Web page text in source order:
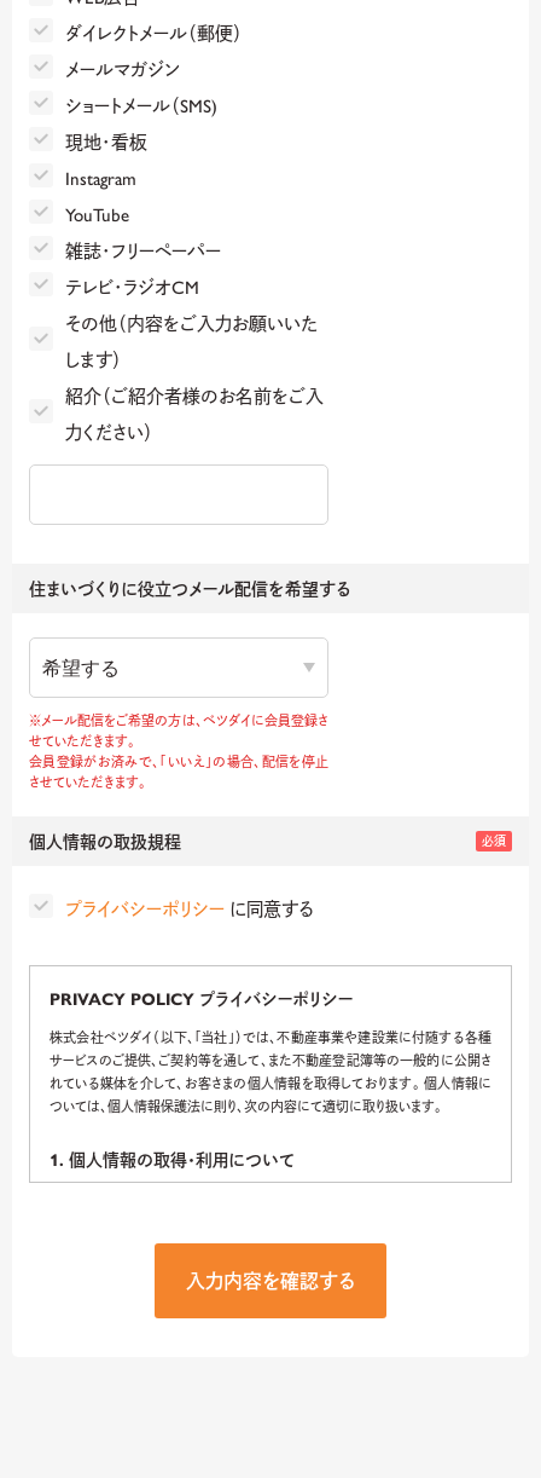
ダイレクトメール（郵便）
メールマガジン
ショートメール（SMS)
現地・看板
Instagram
YouTube
雑誌・フリーペーパー
テレビ・ラジオCM
その他（内容をご入力お願いいた
します）
紹介（ご紹介者様のお名前をご入
力ください）
住まいづくりに役立つメール配信を希望する
※メール配信をご希望の方は、ベツダイに会員登録さ
せていただきます。
会員登録がお済みで、「いいえ」の場合、配信を停止
させていただきます。
個人情報の取扱規程 必須
プライバシーポリシー に同意する
PRIVACY POLICY プライバシーポリシー
株式会社ベツダイ（以下、「当社」）では、不動産事業や建設業に付随する各種
サービスのご提供、ご契約等を通して、また不動産登記簿等の一般的に公開さ
れている媒体を介して、お客さまの個人情報を取得しております。 個人情報に
ついては、個人情報保護法に則り、次の内容にて適切に取り扱います。
1. 個人情報の取得・利用について
は、お客様の個人情報の利用目的を特定し、その目的の達成に必要な範囲内
においてのみ、適正に利用します。ご本人から事前のご承諾をいただいた場合
や法で定める場合を除き、公表した利用目的以外の利用はいたしません。 ま
た、法で定める場合やお客様とのご契約内容の達成に必要な場合等を除き、あ